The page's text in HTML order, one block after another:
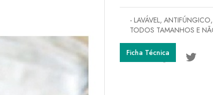
- LAVÁVEL,
TODOS TAMANHOS E
Ficha Técnica
Partilhar